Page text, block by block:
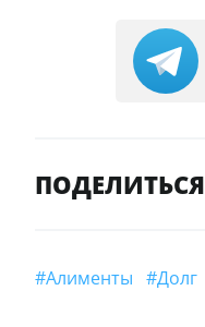
ПОДЕЛИТЬСЯ
#алименты #долг